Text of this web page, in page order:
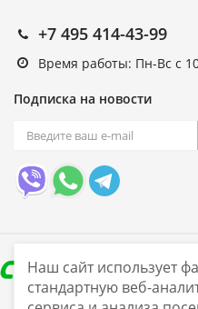
+7 495 414-43-99
Время работы: Пн-Вс с
Подписка на новости
Наш сайт использует
стандартную веб-